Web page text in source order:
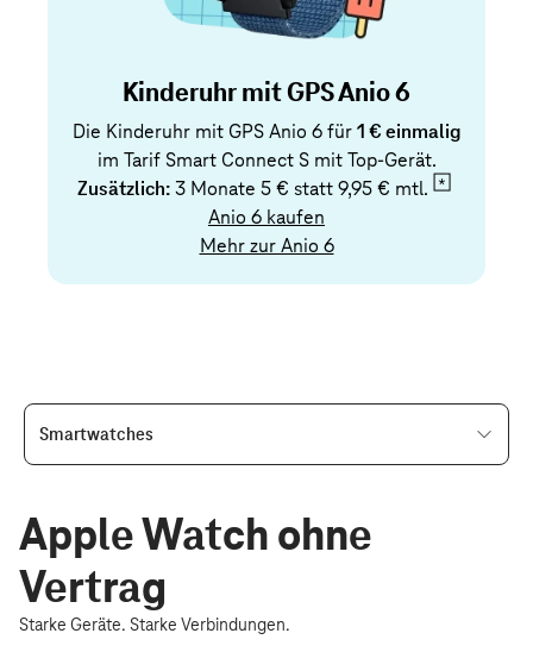
Kinderuhr mit GPS Anio 6
Die Kinderuhr mit GPS Anio 6 für1 € einmalig
im Tarif Smart Connect S mit Top-Gerät.
Zusätzlich:3 Monate 5 € statt 9,95 € mtl.
Anio 6 kaufen
Mehr zur Anio 6
Smartwatches
Apple Watch ohne
Vertrag
Starke Geräte. Starke Verbindungen.